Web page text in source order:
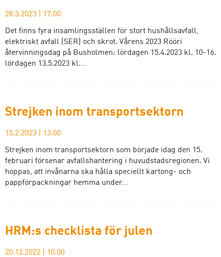
28.3.2023 17.00
Det finns fyra insamlingsställen för stort hushållsavfall,
elektriskt avfall (SER) och skrot. Vårens 2023 Rööri
återvinningsdag på Busholmen: lördagen 15.4.2023 kl. 10-16.
lördagen 13.5.2023 kl.…
Strejken inom transportsektorn
15.2.2023 13.00
Strejken inom transportsektorn som började idag den 15.
februari försenar avfallshantering i huvudstadsregionen. Vi
hoppas, att invånarna ska hålla speciellt kartong- och
pappförpackningar hemma under…
HRM:s checklista för julen
20.12.2022 10.00